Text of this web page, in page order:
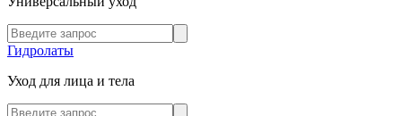
Гидролаты
Уход для лица и тела